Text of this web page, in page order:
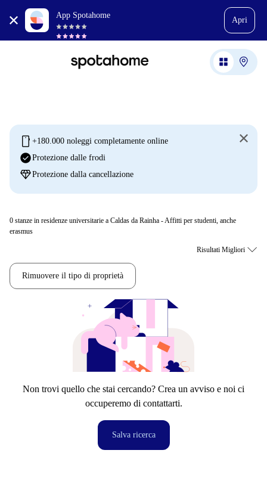
App Spotahome
Apri
mobile +180.000 noleggi completamente online
check_circleProtezione dalle frodi
diamondProtezione dalla cancellazione
0 stanze in residenze universitarie a Caldas da Rainha - Affitti per studenti, anche
erasmus
Rimuovere il tipo di proprietà
Non trovi quello che stai cercando? Crea un avviso e noi ci
occuperemo di contattarti.
Salva ricerca